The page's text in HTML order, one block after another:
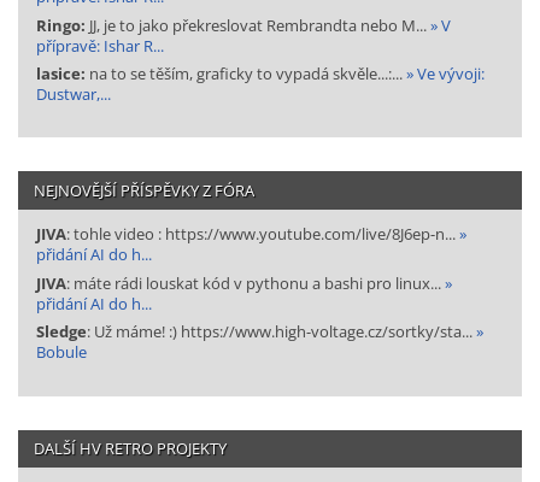
Ringo: JJ, je to jako překreslovat Rembrandta nebo M...» V
přípravě: Ishar R...
lasice: na to se těším, graficky to vypadá skvěle...:...» Ve vývoji:
Dustwar,...
NEJNOVĚJŠÍ PŘÍSPĚVKY Z FÓRA
JIVA: tohle video : https://www.youtube.com/live/8J6ep-n...»
přidání AI do h...
JIVA: máte rádi louskat kód v pythonu a bashi pro linux...»
přidání AI do h...
Sledge: Už máme! :) https://www.high-voltage.cz/sortky/sta...»
Bobule
DALŠÍ HV RETRO PROJEKTY